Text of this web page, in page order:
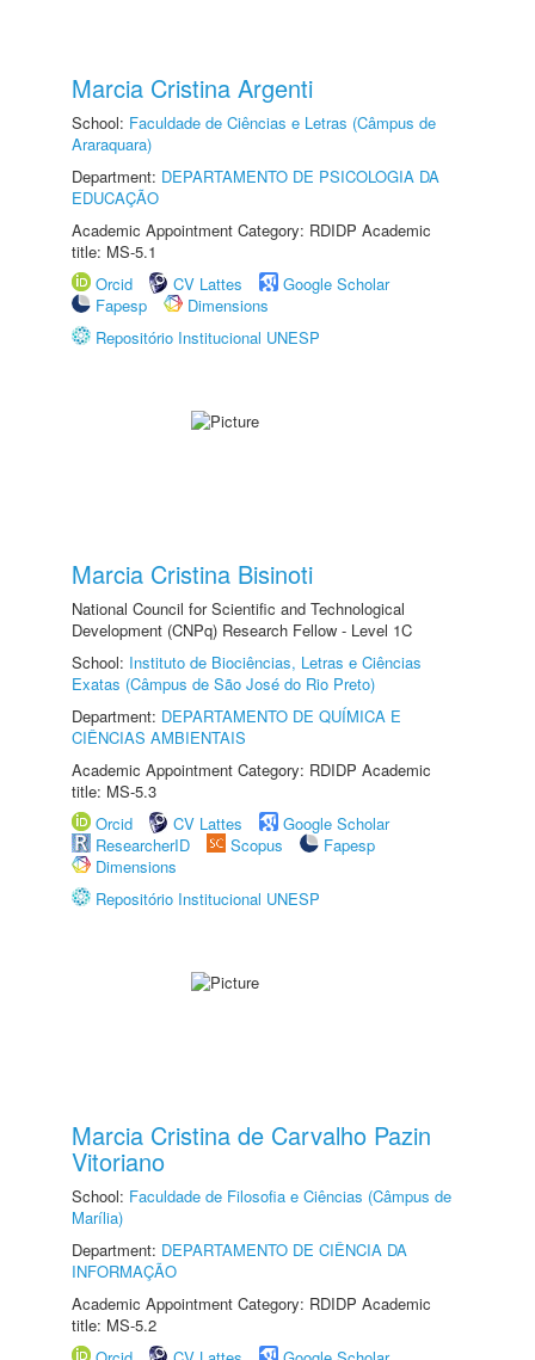
Marcia Cristina Argenti
School: Faculdade de Ciências e Letras (Câmpus de
Araraquara)
Department: DEPARTAMENTO DE PSICOLOGIA DA
EDUCAÇÃO
Academic Appointment Category: RDIDP Academic
title: MS-5.1
Orcid
CV Lattes
Google Scholar
Fapesp
Dimensions
Repositório Institucional UNESP
Marcia Cristina Bisinoti
National Council for Scientific and Technological
Development (CNPq) Research Fellow - Level 1C
School: Instituto de Biociências, Letras e Ciências
Exatas (Câmpus de São José do Rio Preto)
Department: DEPARTAMENTO DE QUÍMICA E
CIÊNCIAS AMBIENTAIS
Academic Appointment Category: RDIDP Academic
title: MS-5.3
Orcid
CV Lattes
Google Scholar
ResearcherID
Scopus
Fapesp
Dimensions
Repositório Institucional UNESP
Marcia Cristina de Carvalho Pazin
Vitoriano
School: Faculdade de Filosofia e Ciências (Câmpus de
Marília)
Department: DEPARTAMENTO DE CIÊNCIA DA
INFORMAÇÃO
Academic Appointment Category: RDIDP Academic
title: MS-5.2